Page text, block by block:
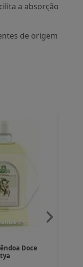
a absorção
de origem
entre 7 y 10 dias
Doce